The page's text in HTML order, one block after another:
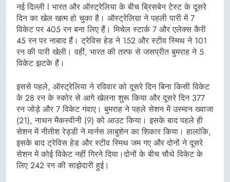
नई दिल्ली l भारत और ऑस्ट्रेलिया के बीच ब्रिसबेन टेस्ट के दूसरे
दिन का खेल खत्म हो चुका है। ऑस्ट्रेलिय़ा ने पहली पारी में 7
विकेट पर 405 रन बना लिए हैं। मिचेल स्टार्क 7 और एलेक्स कैरी
45 रन पर नाबाद हैं। ट्रेविस हेड ने 152 और स्टीव स्मिथ ने 101
रन की पारी खेली। वहीं, भारत की तरफ से जसप्रीत बुमराह ने 5
विकेट झटके हैं।
इससे पहले, ऑस्ट्रेलिया ने रविवार को दूसरे दिन बिना किसी विकेट
के 28 रन के स्कोर से आगे खेलना शुरू किया और दूसरे दिन 377
रन जोड़े और 7 विकेट गंवाए। बुमराह ने पहले सेशन में उस्मान ख्वाजा
(21), नाथन मैकस्वीनी (9) को आउट किया। इसके बाद पहले ही
सेशन में नीतीश रेड्डी ने मार्नस लाबुशेन का शिकार किया। हालांकि,
इसके बाद ट्रेविस हेड और स्टीव स्मिथ जम गए और दोनों ने दूसरे
सेशन में कोई विकेट नहीं गिरने दिया।दोनों के बीच चौथे विकेट के
लिए 242 रन की साझेदारी हुई।